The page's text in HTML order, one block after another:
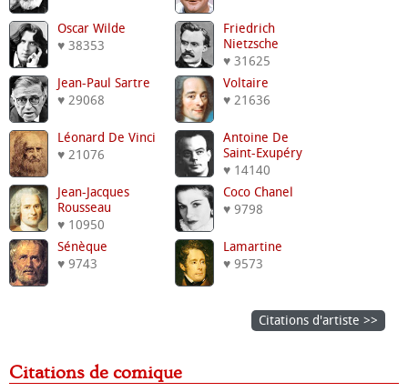
Oscar Wilde
♥ 38353
Friedrich
Nietzsche
♥ 31625
Jean-Paul Sartre
♥ 29068
Voltaire
♥ 21636
Léonard De Vinci
♥ 21076
Antoine De
Saint-Exupéry
♥ 14140
Jean-Jacques
Rousseau
♥ 10950
Coco Chanel
♥ 9798
Sénèque
♥ 9743
Lamartine
♥ 9573
Citations d'artiste >>
Citations de comique